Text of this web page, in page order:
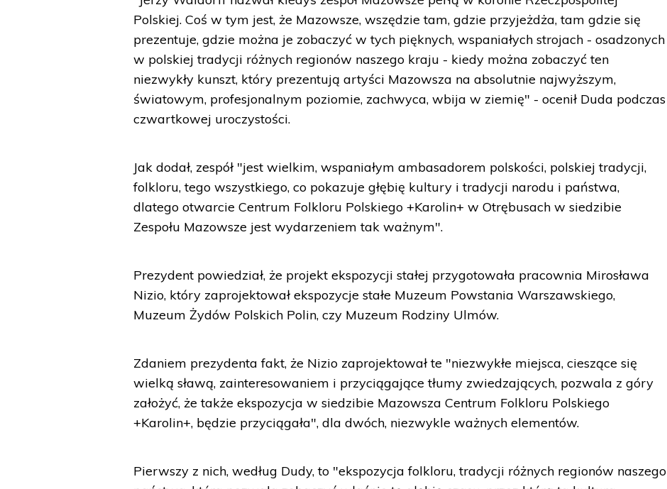
Polskiej. Coś w tym jest, że Mazowsze, wszędzie tam, gdzie przyjeżdża, tam gdzie się
prezentuje, gdzie można je zobaczyć w tych pięknych, wspaniałych strojach - osadzonych
w polskiej tradycji różnych regionów naszego kraju - kiedy można zobaczyć ten
niezwykły kunszt, który prezentują artyści Mazowsza na absolutnie najwyższym,
światowym, profesjonalnym poziomie, zachwyca, wbija w ziemię" - ocenił Duda podczas
czwartkowej uroczystości.
Jak dodał, zespół "jest wielkim, wspaniałym ambasadorem polskości, polskiej tradycji,
folkloru, tego wszystkiego, co pokazuje głębię kultury i tradycji narodu i państwa,
dlatego otwarcie Centrum Folkloru Polskiego +Karolin+ w Otrębusach w siedzibie
Zespołu Mazowsze jest wydarzeniem tak ważnym".
Prezydent powiedział, że projekt ekspozycji stałej przygotowała pracownia Mirosława
Nizio, który zaprojektował ekspozycje stałe Muzeum Powstania Warszawskiego,
Muzeum Żydów Polskich Polin, czy Muzeum Rodziny Ulmów.
Zdaniem prezydenta fakt, że Nizio zaprojektował te "niezwykłe miejsca, cieszące się
wielką sławą, zainteresowaniem i przyciągające tłumy zwiedzających, pozwala z góry
założyć, że także ekspozycja w siedzibie Mazowsza Centrum Folkloru Polskiego
+Karolin+, będzie przyciągała", dla dwóch, niezwykle ważnych elementów.
Pierwszy z nich, według Dudy, to "ekspozycja folkloru, tradycji różnych regionów naszego